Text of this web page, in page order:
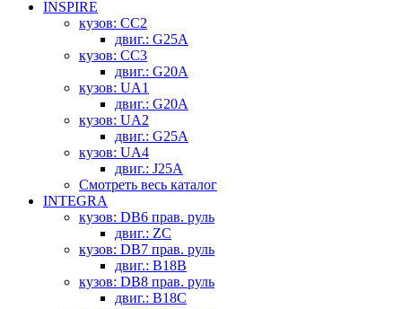
INSPIRE
кузов: CC2
двиг.: G25A
кузов: CC3
двиг.: G20A
кузов: UA1
двиг.: G20A
кузов: UA2
двиг.: G25A
кузов: UA4
двиг.: J25A
Смотреть весь каталог
INTEGRA
кузов: DB6 прав. руль
двиг.: ZC
кузов: DB7 прав. руль
двиг.: B18B
кузов: DB8 прав. руль
двиг.: B18C